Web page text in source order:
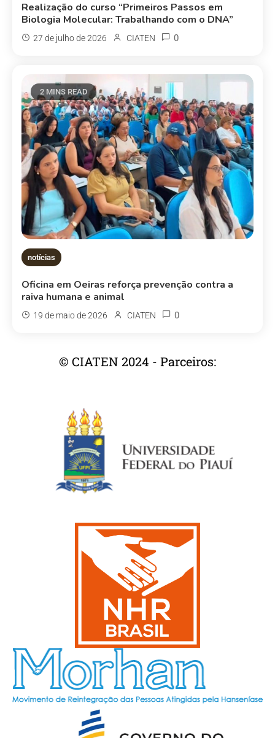
Realização do curso “Primeiros Passos em
Biologia Molecular: Trabalhando com o DNA”
27 de julho de 2026 CIATEN 0
2 MINS READ
notícias
Oficina em Oeiras reforça prevenção contra a
raiva humana e animal
19 de maio de 2026 CIATEN 0
© CIATEN 2024 - Parceiros: